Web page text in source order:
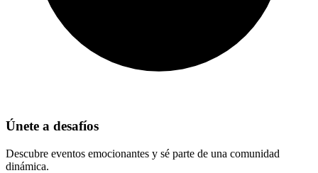
Únete a desafíos
Descubre eventos emocionantes y sé parte de una comunidad
dinámica.